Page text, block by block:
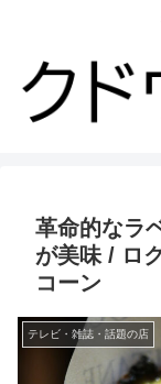
革命的なラ
が美味 / ロ
コーン
テレビ・雑誌・話題の店